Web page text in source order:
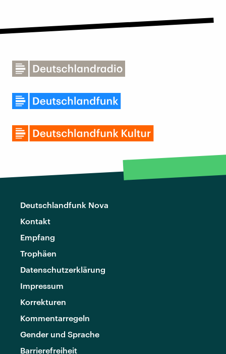
Deutschlandfunk Nova
Kontakt
Empfang
Trophäen
Datenschutzerklärung
Impressum
Korrekturen
Kommentarregeln
Gender und Sprache
Barrierefreiheit